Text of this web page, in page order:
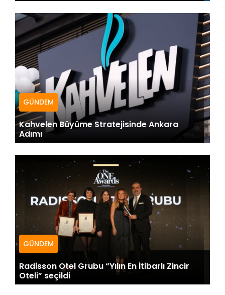
GÜNDEM
Kahvelen Büyüme Stratejisinde Ankara
Adımı
GÜNDEM
Radisson Otel Grubu “Yılın En İtibarlı Zincir
Oteli” seçildi